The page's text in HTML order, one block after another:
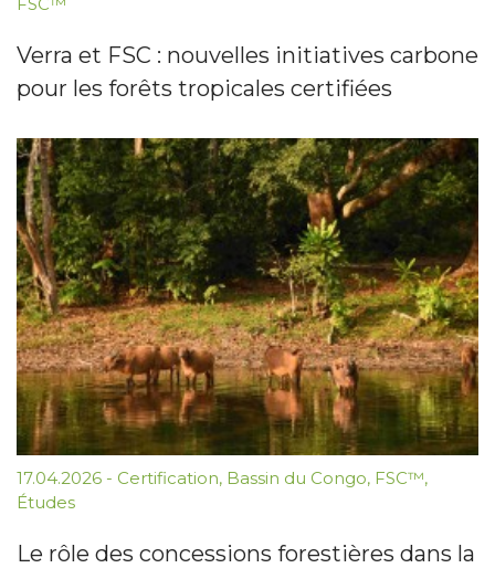
FSC™
Verra et FSC : nouvelles initiatives carbone
pour les forêts tropicales certifiées
17.04.2026 - Certification, Bassin du Congo, FSC™,
Études
Le rôle des concessions forestières dans la